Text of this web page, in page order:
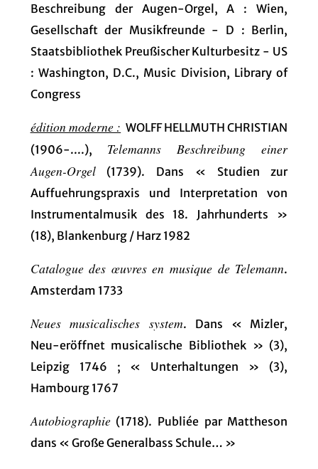
Beschreibung der Augen-Orgel, A : Wien,
Gesellschaft der Musikfreunde - D : Berlin,
Staatsbibliothek Preußischer Kulturbesitz - US
: Washington, D.C., Music Division, Library of
Congress
édition moderne : WOLFF HELLMUTH CHRISTIAN
(1906-....), Telemanns Beschreibung einer
Augen-Orgel(1739). Dans « Studien zur
Auffuehrungspraxis und Interpretation von
Instrumentalmusik des 18. Jahrhunderts »
(18), Blankenburg / Harz 1982
Catalogue des œuvres en musique de Telemann.
Amsterdam 1733
Neues musicalisches system. Dans « Mizler,
Neu-eröffnet musicalische Bibliothek » (3),
Leipzig 1746 ; « Unterhaltungen » (3),
Hambourg 1767
Autobiographie(1718). Publiée par Mattheson
dans « Große Generalbass Schule… »